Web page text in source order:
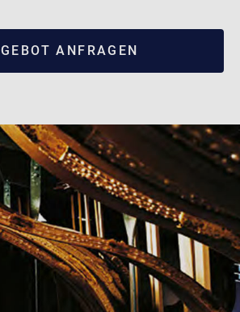
ANFRAGEN